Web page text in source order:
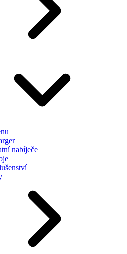
nabíječe